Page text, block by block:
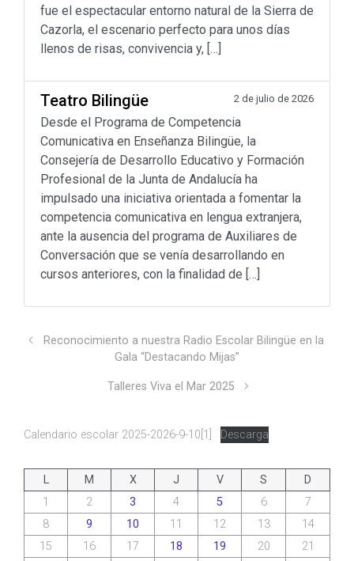
fue el espectacular entorno natural de la Sierra de
Cazorla, el escenario perfecto para unos días
llenos de risas, convivencia y, […]
Teatro Bilingüe 2 de julio de 2026
Desde el Programa de Competencia
Comunicativa en Enseñanza Bilingüe, la
Consejería de Desarrollo Educativo y Formación
Profesional de la Junta de Andalucía ha
impulsado una iniciativa orientada a fomentar la
competencia comunicativa en lengua extranjera,
ante la ausencia del programa de Auxiliares de
Conversación que se venía desarrollando en
cursos anteriores, con la finalidad de […]
Reconocimiento a nuestra Radio Escolar Bilingüe en la
Gala “Destacando Mijas”
Talleres Viva el Mar 2025
Calendario escolar 2025-2026-9-10[1] Descarga
L M X J V S
D
1
2 3 4 5 6
7
8
9 10 11 12 13
14
15
16 17 18 19 20
21